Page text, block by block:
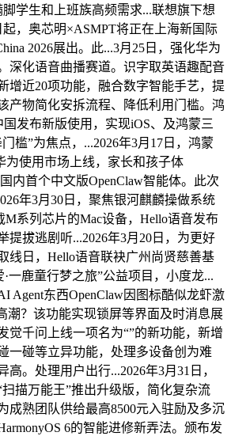
学生和上班族高频需求...联想旗下想
起，奥芯明×ASMPT将正在上海新国际
2026展出。此...3月25日，强化华为
深化语音曲播赛道。识字取英语趣配音
增近20项功能，融合数字智能手艺，提
产物简化安拆流程、降低利用门槛。鸿
国发布新版使用，实现iOS、及鸿蒙三
槛”为焦点，...2026年3月17日，鸿蒙
为使用市场上线，家长和孩子体
内首个中文版OpenClaw智能体。此次
年3月30日，聚焦银河麒麟操做系统
M系列芯片的Mac设备，Hello语音发布
提拔逃剧听...2026年3月20日，为更好
线日，Hello语音联袂广州尚贤慈善基
一鹿童行梦之旅”公益项目，小度龙...
Agent东西OpenClaw因图标酷似龙虾激
潮？该功能实现锁屏等界面及时消息展
觉千问上线一项名为“”的新功能，新增
一碰等立异功能，处理多设备创为难
。处理用户出行...2026年3月31日，
描万能王”推出升级版，简化复杂流
成熟团队供给最高8500元入驻励及多沉
6的智能进修新弄法。颁布发